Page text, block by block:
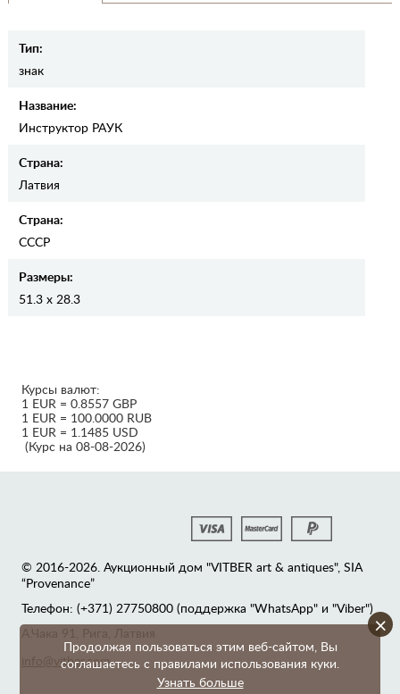
Тип:
знак
Название:
Инструктор РАУК
Страна:
Латвия
Страна:
СССР
Размеры:
51.3 x 28.3
Продолжая пользоваться этим веб-сайтом, Вы
соглашаетесь с правилами использования куки.
Узнать больше
×
Курсы валют:
1 EUR = 0.8557 GBP
1 EUR = 100.0000 RUB
1 EUR = 1.1485 USD
(Курс на 08-08-2026)
© 2016-2026. Аукционный дом "VITBER art & antiques", SIA
“Provenance”
Телефон: (+371) 27750800 (поддержка "WhatsApp" и "Viber")
info@vitber.com